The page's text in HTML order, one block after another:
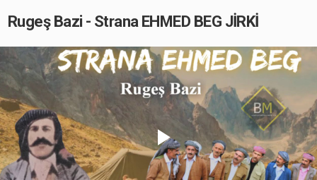
Rugeş Bazi - Strana EHMED BEG JİRKİ
Play